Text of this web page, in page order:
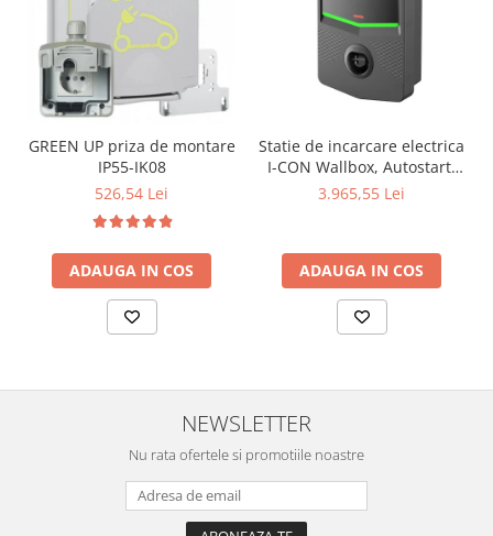
GREEN UP priza de montare
IP55-IK08
526,54 Lei
ADAUGA IN COS
Statie de incarcare electrica
I-CON Wallbox, Autostart,
4,6kW monofozat
3.965,55 Lei
ADAUGA IN COS
NEWSLETTER
Nu rata ofertele si promotiile noastre